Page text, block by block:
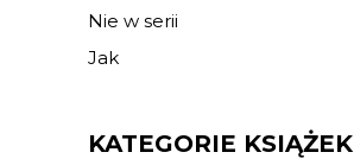
Nie w serii
Jak
KATEGORIE KSIĄŻEK